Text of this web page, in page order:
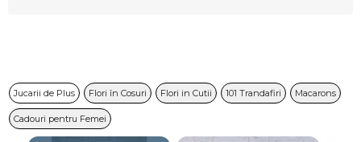
Jucarii de Plus Flori în Cosuri Flori in Cutii 101 Trandafiri Macarons
Cadouri pentru Femei